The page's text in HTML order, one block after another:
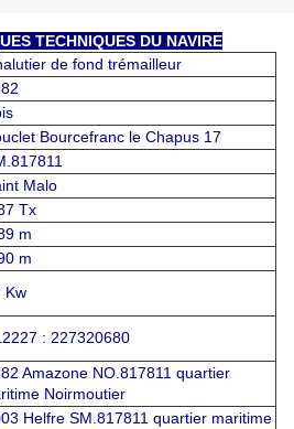
TECHNIQUES DU NAVIRE
de fond trémailleur
Bourcefranc le Chapus 17
Malo
Tx
m
m
Kw
: 227320680
Amazone NO.817811 quartier
Noirmoutier
Helfre SM.817811 quartier maritime